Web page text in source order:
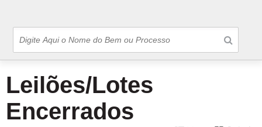
Leilões/Lotes
Encerrados